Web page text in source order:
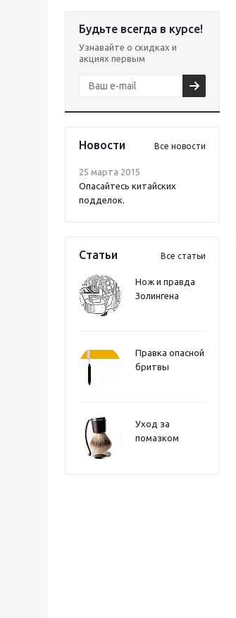
Будьте всегда в курсе!
Узнавайте о скидках и
акциях первым
Новости Все новости
25 марта 2015
Опасайтесь китайских
подделок.
Статьи Все статьи
Нож и правда
Золингена
Правка опасной
бритвы
Уход за
помазком